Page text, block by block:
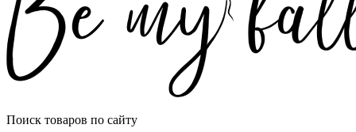
Поиск товаров по сайту